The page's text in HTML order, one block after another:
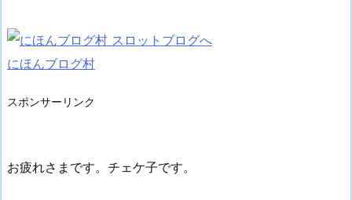
にほんブログ村
スポンサーリンク
お疲れさまです。チェケ子です。